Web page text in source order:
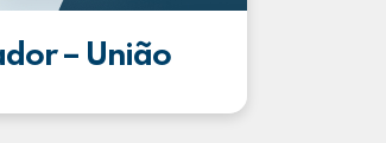
– União